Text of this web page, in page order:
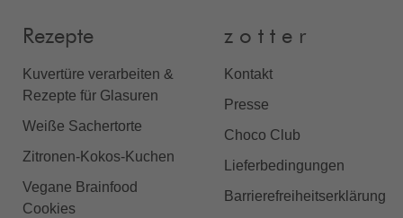
Rezepte
Kuvertüre verarbeiten &
Rezepte für Glasuren
Weiße Sachertorte
Zitronen-Kokos-Kuchen
Vegane Brainfood
Cookies
z o t t e r
Kontakt
Presse
Choco Club
Lieferbedingungen
Barrierefreiheitserklärung